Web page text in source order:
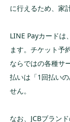
に行えるため、家
LINE Payカードは
ます。チケット予
ならではの各種サ
払いは「1回払い
せん。
なお、JCBブラン